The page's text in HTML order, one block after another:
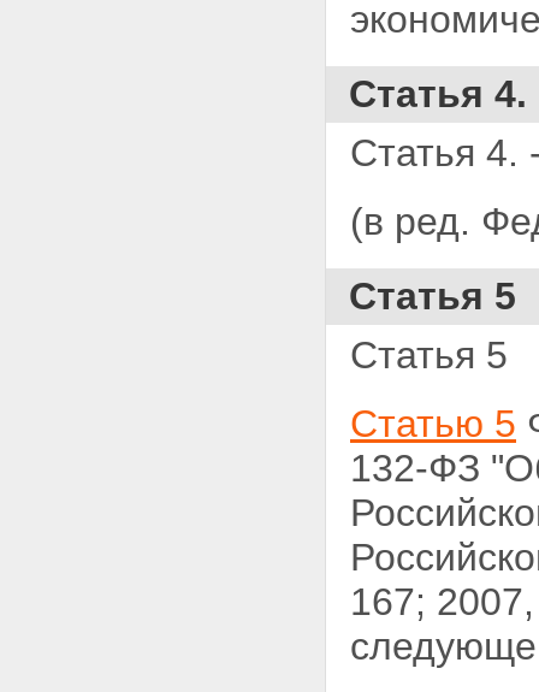
Статья 4.
Статья 4.
(в ред.
Статья 5
Статья 5
Статью 5
132-ФЗ
167;